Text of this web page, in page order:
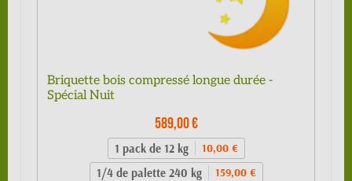
Briquette bois compressé longue durée -
Spécial Nuit
589,00 €
1 pack de 12 kg 10,00 €
1/4 de palette 240 kg 159,00 €